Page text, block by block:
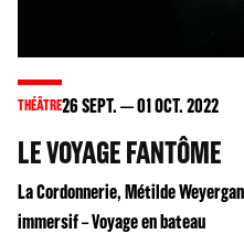
THÉÂTRE26SEPT. 01OCT. 2022
LE VOYAGE FANTÔME
La Cordonnerie, Métilde
immersif – Voyage en bateau